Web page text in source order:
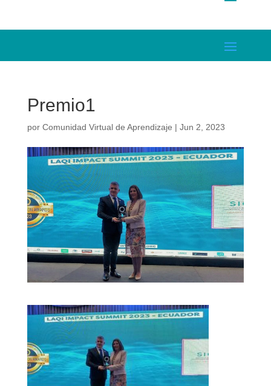
Premio1
por Comunidad Virtual de Aprendizaje | Jun 2, 2023